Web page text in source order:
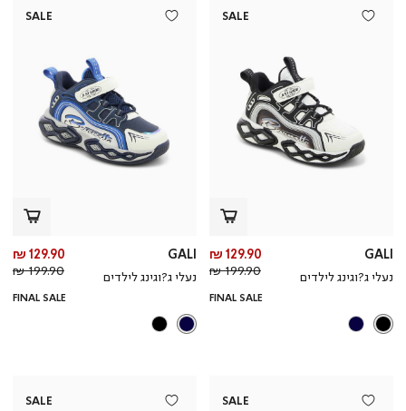
SALE
GALI
נעלי ג?וגינג לילדים
מחיר
מוצר
129.90 ₪
מחיר
רגיל
199.90 ₪
FINAL SALE
SALE
GALI
נעלי ג?וגינג לילדים
129.90 ₪
199.90 ₪
FINAL SALE
SALE
SALE